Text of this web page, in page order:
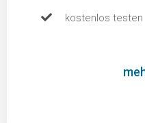
kostenlos testen